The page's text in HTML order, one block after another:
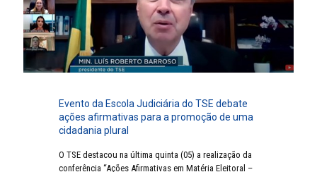
Evento da Escola Judiciária do TSE debate
ações afirmativas para a promoção de uma
cidadania plural
O TSE destacou na última quinta (05) a realização da
conferência “Ações Afirmativas em Matéria Eleitoral –